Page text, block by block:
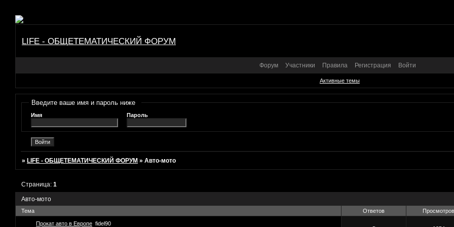
LIFE - ОБЩЕТЕМАТИЧЕСКИЙ ФОРУМ
Форум Участники Правила Регистрация Войти
Активные темы
Введите ваше имя и пароль ниже
Имя Пароль
» LIFE - ОБЩЕТЕМАТИЧЕСКИЙ ФОРУМ »Авто-мото
Авто-мото
Страница:1
Тема Ответов Просмотров
Прокат авто в Европе fidel90